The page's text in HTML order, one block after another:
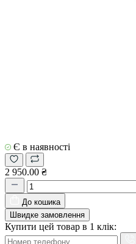
Є в наявності
2 950.00 ₴
До кошика
Швидке замовлення
Купити цей товар в 1 клік: